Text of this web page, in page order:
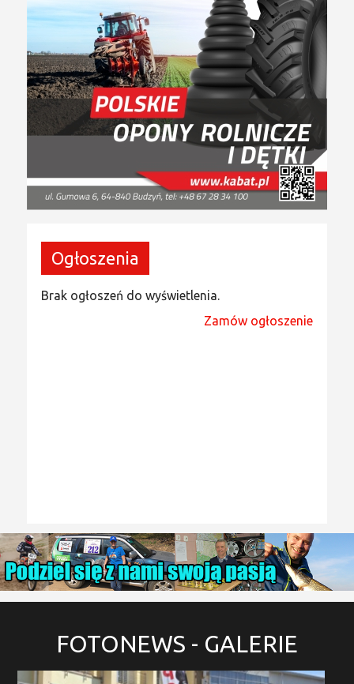
Ogłoszenia
Brak ogłoszeń do wyświetlenia.
Zamów ogłoszenie
FOTONEWS - GALERIE